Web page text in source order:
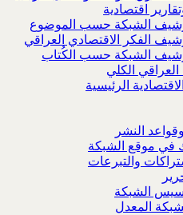
اقتصادية
الشبكة حسب الموضوع
الفكر الاقتصادي العراقي
الشبكة حسب الكُتاب
العراقي الكلي
الرئيسية
النشر
في موقع الشبكة
والتبرعات
الشبكة
المعدل